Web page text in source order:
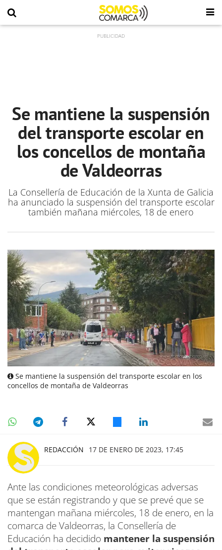
Se mantiene la suspensión
del transporte escolar en
los concellos de montaña
de Valdeorras
La Consellería de Educación de la Xunta de Galicia
ha anunciado la suspensión del transporte escolar
también mañana miércoles, 18 de enero
Se mantiene la suspensión del transporte escolar en los
concellos de montaña de Valdeorras
REDACCIÓN 17 DE ENERO DE 2023, 17:45
Ante las condiciones meteorológicas adversas
que se están registrando y que se prevé que se
mantengan mañana miércoles, 18 de enero, en la
comarca de Valdeorras, la Consellería de
Educación ha decidido mantener la suspensión